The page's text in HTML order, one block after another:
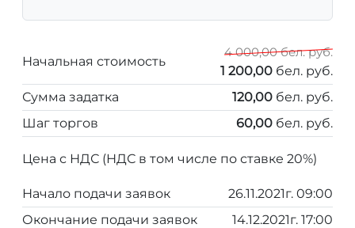
Начальная стоимость
4 000,00 бел. руб.
1 200,00 бел. руб.
Сумма задатка
120,00 бел. руб.
Шаг торгов
60,00 бел. руб.
Цена с НДС (НДС в том числе по ставке 20%)
Начало подачи заявок
26.11.2021г. 09:00
Окончание подачи заявок
14.12.2021г. 17:00